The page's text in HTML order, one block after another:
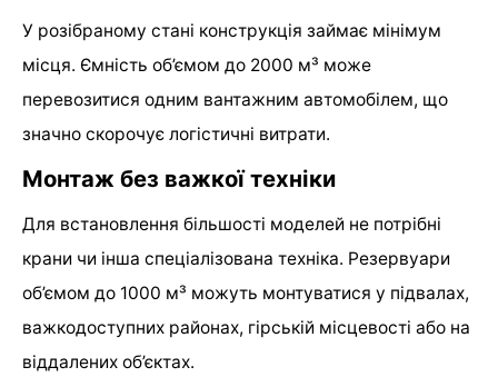
У розібраному стані конструкція займає мінімум
місця. Ємність об’ємом до 2000 м³ може
перевозитися одним вантажним автомобілем, що
значно скорочує логістичні витрати.
Монтаж без важкої техніки
Для встановлення більшості моделей не потрібні
крани чи інша спеціалізована техніка. Резервуари
об’ємом до 1000 м³ можуть монтуватися у підвалах,
важкодоступних районах, гірській місцевості або на
віддалених об’єктах.